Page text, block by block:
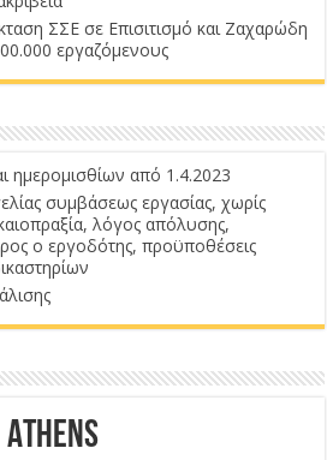
ΣΣΕ σε Επισιτισμό και Ζαχαρώδη
εργαζόμενους
ημερομισθίων από 1.4.2023
συμβάσεως εργασίας, χωρίς
λόγος απόλυσης,
ο εργοδότης, προϋποθέσεις
Athens